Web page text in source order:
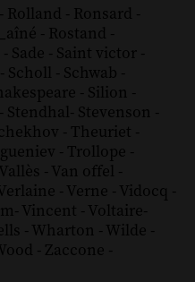
- Rolland - Ronsard -
- Rostand -
- Sade - Saint victor -
- Scholl - Schwab -
- Silion -
- Stendhal- Stevenson -
- Theuriet -
- Trollope -
Vallès - Van offel -
- Verne - Vidocq -
- Vincent - Voltaire-
- Wharton - Wilde -
- Zaccone -